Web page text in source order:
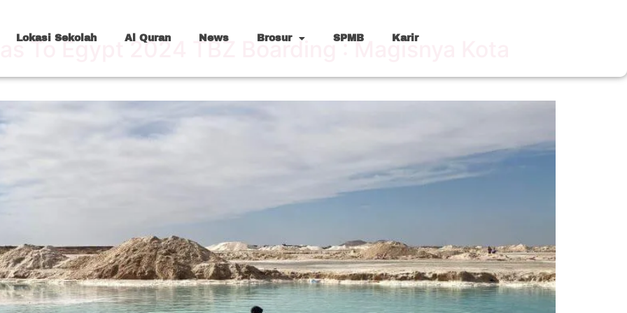
Lokasi Sekolah Al Quran News Brosur SPMB Karir
To Egypt 2024 TBZ Boarding : Magisnya Kota